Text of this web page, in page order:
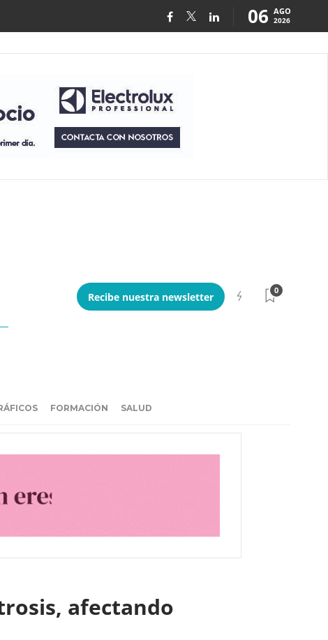
06 AGO
2026
Recibe nuestra newsletter
0
FORMACIÓN SALUD
afectando